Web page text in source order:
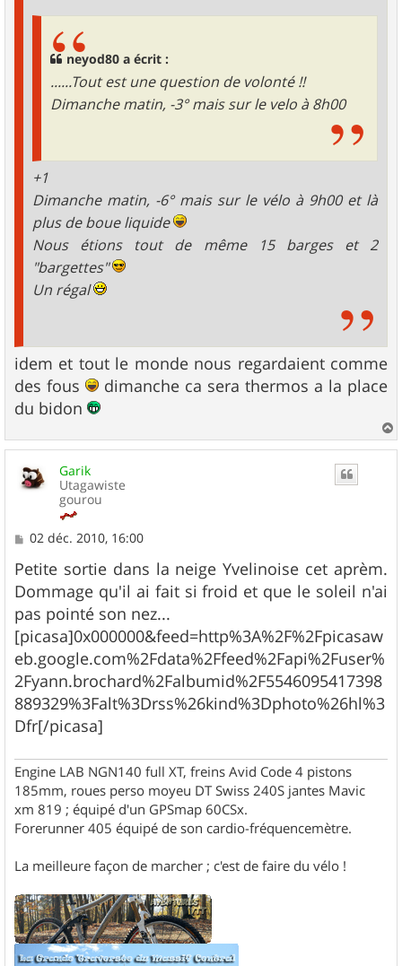
neyod80 a écrit :
......Tout est une question de volonté !!
Dimanche matin, -3° mais sur le velo à 8h00
+1
Dimanche matin, -6° mais sur le vélo à 9h00 et là
plus de boue liquide
Nous étions tout de même 15 barges et 2
"bargettes"
Un régal
idem et tout le monde nous regardaient comme
des fous
dimanche ca sera thermos a la place
du bidon
a
Garik
Utagawiste
gourou
M
s
s
a
g
e
02 déc. 2010, 16:00
Petite sortie dans la neige Yvelinoise cet aprèm.
Dommage qu'il ai fait si froid et que le soleil n'ai
pas pointé son nez...
[picasa]0x000000&feed=http%3A%2F%2Fpicasaw
eb.google.com%2Fdata%2Ffeed%2Fapi%2Fuser%
2Fyann.brochard%2Falbumid%2F5546095417398
889329%3Falt%3Drss%26kind%3Dphoto%26hl%3
Dfr[/picasa]
Engine LAB NGN140 full XT, freins Avid Code 4 pistons
185mm, roues perso moyeu DT Swiss 240S jantes Mavic
xm 819 ; équipé d'un GPSmap 60CSx.
Forerunner 405 équipé de son cardio-fréquencemètre.
La meilleure façon de marcher ; c'est de faire du vélo !